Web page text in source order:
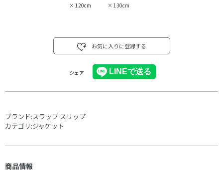
× 120cm × 130cm
お気に入りに登録する
シェア
ブランド:スラップ スリップ
カテゴリ:ジャケット
商品情報